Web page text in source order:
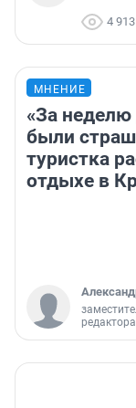
4 913
МНЕНИЕ
«За неделю
были
туристка
отдыхе в